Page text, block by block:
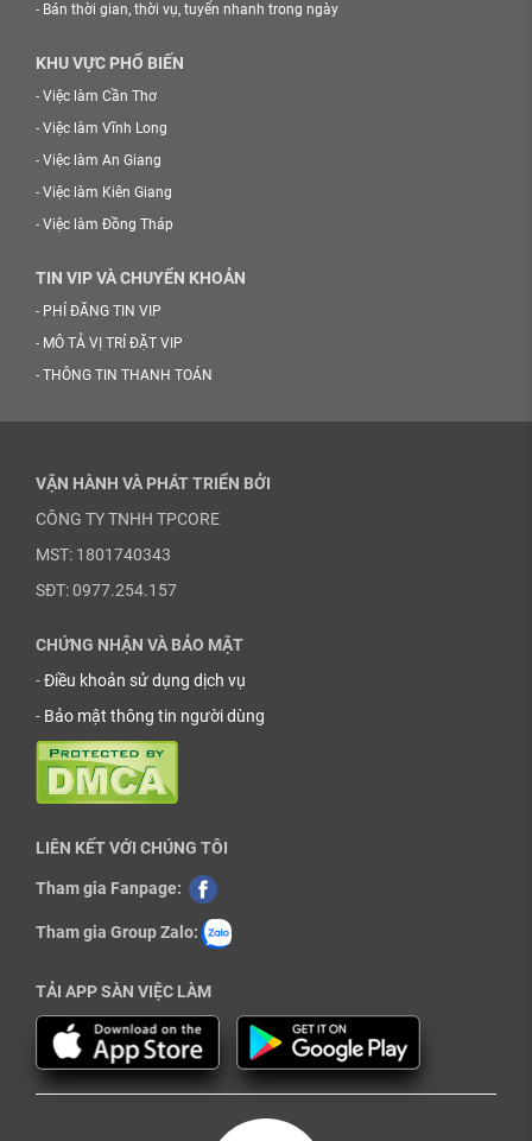
- Bán thời gian, thời vụ, tuyển nhanh trong ngày
KHU VỰC PHỔ BIẾN
- Việc làm Cần Thơ
- Việc làm Vĩnh Long
- Việc làm An Giang
- Việc làm Kiên Giang
- Việc làm Đồng Tháp
TIN VIP VÀ CHUYỂN KHOẢN
- PHÍ ĐĂNG TIN VIP
- MÔ TẢ VỊ TRÍ ĐẶT VIP
- THÔNG TIN THANH TOÁN
VẬN HÀNH VÀ PHÁT TRIỂN BỞI
CÔNG TY TNHH TPCORE
MST: 1801740343
SĐT: 0977.254.157
CHỨNG NHẬN VÀ BẢO MẬT
-Điều khoản sử dụng dịch vụ
- Bảo mật thông tin người dùng
LIÊN KẾT VỚI CHÚNG TÔI
Tham gia Fanpage:
Tham gia Group Zalo:
TẢI APP SÀN VIỆC LÀM